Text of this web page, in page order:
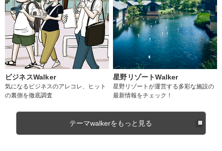
ビジネスWalker
気になるビジネスのアレコレ、ヒット
の裏側を徹底調査
星野リゾートWalker
星野リゾートが運営する多彩な施設の
最新情報をチェック！
テーマwalkerをもっと見る